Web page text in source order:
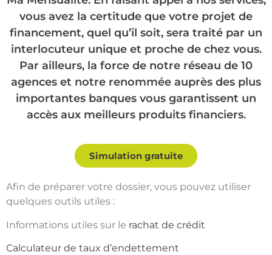
vous avez la certitude que votre projet de
financement, quel qu’il soit, sera traité par un
interlocuteur unique et proche de chez vous.
Par ailleurs, la force de notre réseau de 10
agences et notre renommée auprès des plus
importantes banques vous garantissent un
accès aux meilleurs produits financiers.
Simulation gratuite
Afin de préparer votre dossier, vous pouvez utiliser
quelques outils utiles :
Informations utiles sur le rachat de crédit
Calculateur de taux d’endettement